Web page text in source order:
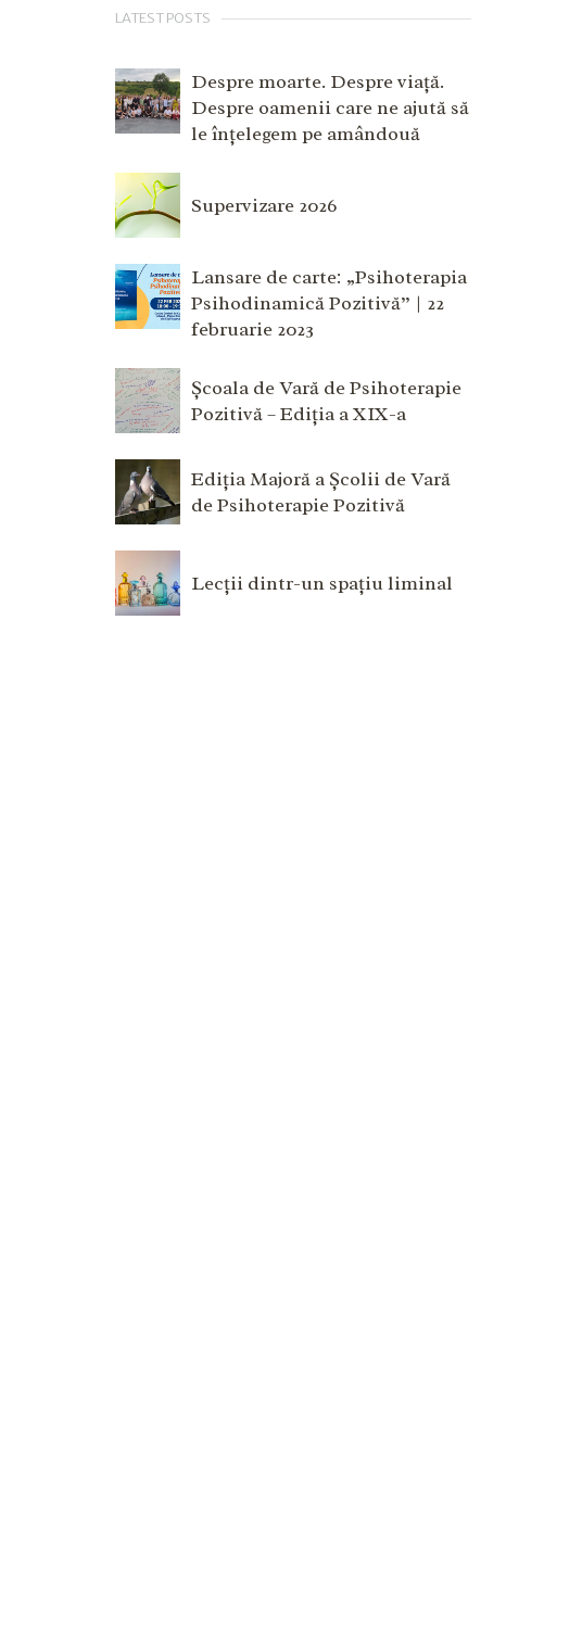
LATEST POSTS
Despre moarte. Despre viață.
Despre oamenii care ne ajută să
le înțelegem pe amândouă
Supervizare 2026
Lansare de carte: „Psihoterapia
Psihodinamică Pozitivă” | 22
februarie 2023
Școala de Vară de Psihoterapie
Pozitivă – Ediția a XIX-a
Ediția Majoră a Școlii de Vară
de Psihoterapie Pozitivă
Lecții dintr-un spațiu liminal